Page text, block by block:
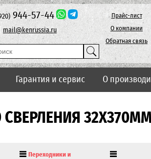
944-57-44
mail@kenrussia.ru
Прайс-лист
О компании
Обратная связь
Гарантия и сервис О
32Х370ММ
Переходники и